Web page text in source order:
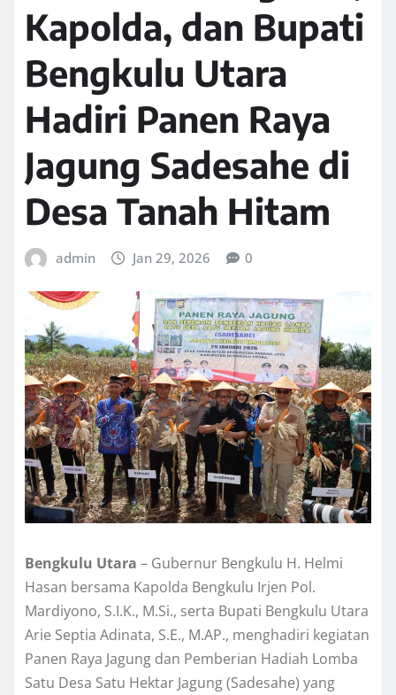
Kapolda, dan Bupati
Bengkulu Utara
Hadiri Panen Raya
Jagung Sadesahe di
Desa Tanah Hitam
admin Jan 29, 2026 0
Bengkulu Utara – Gubernur Bengkulu H. Helmi
Hasan bersama Kapolda Bengkulu Irjen Pol.
Mardiyono, S.I.K., M.Si., serta Bupati Bengkulu Utara
Arie Septia Adinata, S.E., M.AP., menghadiri kegiatan
Panen Raya Jagung dan Pemberian Hadiah Lomba
Satu Desa Satu Hektar Jagung (Sadesahe) yang